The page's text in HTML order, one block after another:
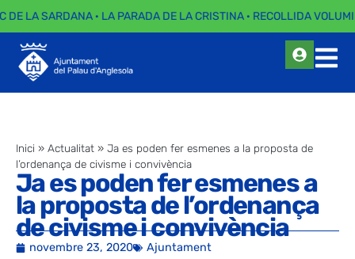
DE LA SARDANA · LA PARADA DE LA CRISTINA · RECOLLIDA
Inici » Actualitat » Ja es poden fer esmenes a la proposta de
l’ordenança de civisme i convivència
Ja es poden fer esmenes a
la proposta de l’ordenança
de civisme i convivència
novembre 23, 2020 Ajuntament